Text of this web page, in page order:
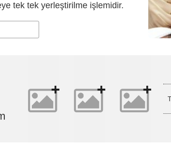
tek tek yerleştirilme işlemidir.